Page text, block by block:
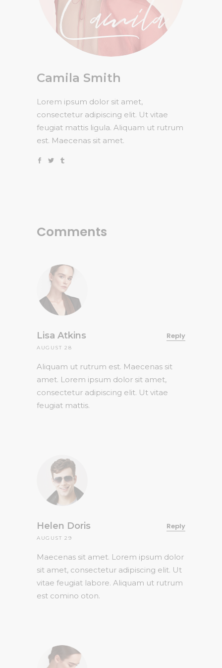
Camila Smith
Lorem ipsum dolor sit amet,
consectetur adipiscing elit. Ut vitae
feugiat mattis ligula. Aliquam ut rutrum
est. Maecenas sit amet.
Comments
Reply
Lisa Atkins
AUGUST 28
Aliquam ut rutrum est. Maecenas sit
amet. Lorem ipsum dolor sit amet,
consectetur adipiscing elit. Ut vitae
feugiat mattis.
Reply
Helen Doris
AUGUST 29
Maecenas sit amet. Lorem ipsum dolor
sit amet, consectetur adipiscing elit. Ut
vitae feugiat labore. Aliquam ut rutrum
est comino oton.